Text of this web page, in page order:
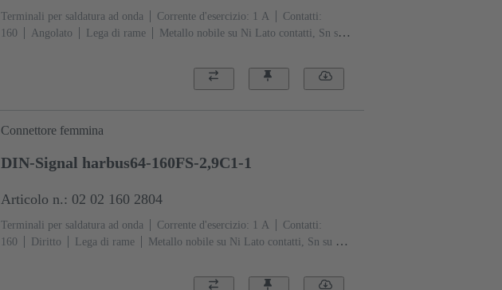
Terminali per saldatura ad onda Corrente d'esercizio: ‌1 A
Contatti:
160
Angolato Lega di rame
Metallo nobile su Ni Lato contatti, Sn su
Fissaggio PCB: Con flangia di fissaggio
Polimero a cristalli liquidi
Connettore femmina
DIN-Signal harbus64-160FS-2,9C1-1
Articolo n.: 02 02 160 2804
Terminali per saldatura ad onda Corrente d'esercizio: ‌1 A
Contatti:
160
Diritto Lega di rame
Metallo nobile su Ni Lato contatti, Sn su Ni
Fissaggio PCB: Con flangia di fissaggio
Resina termoplastica